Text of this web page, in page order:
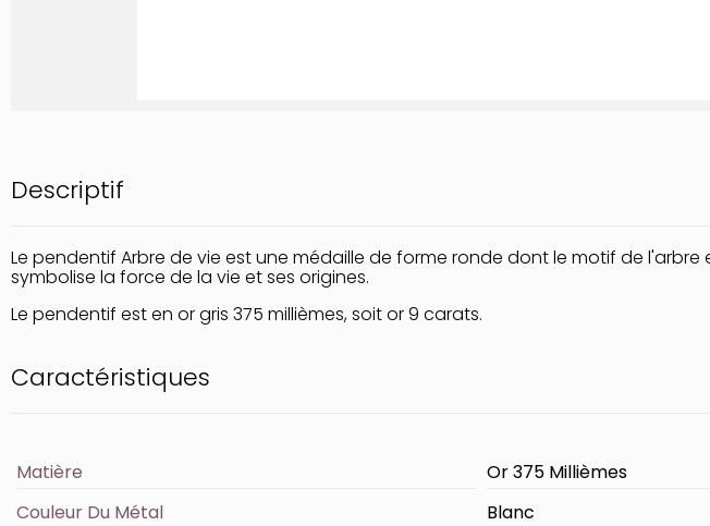
Descriptif
Le pendentif Arbre de vie est une médaille de forme ronde dont le motif de l'arbre
symbolise la force de la vie et ses origines.
Le pendentif est en or gris 375 millièmes, soit or 9 carats.
Caractéristiques
Matière
Or 375 Millièmes
Couleur Du Métal
Blanc